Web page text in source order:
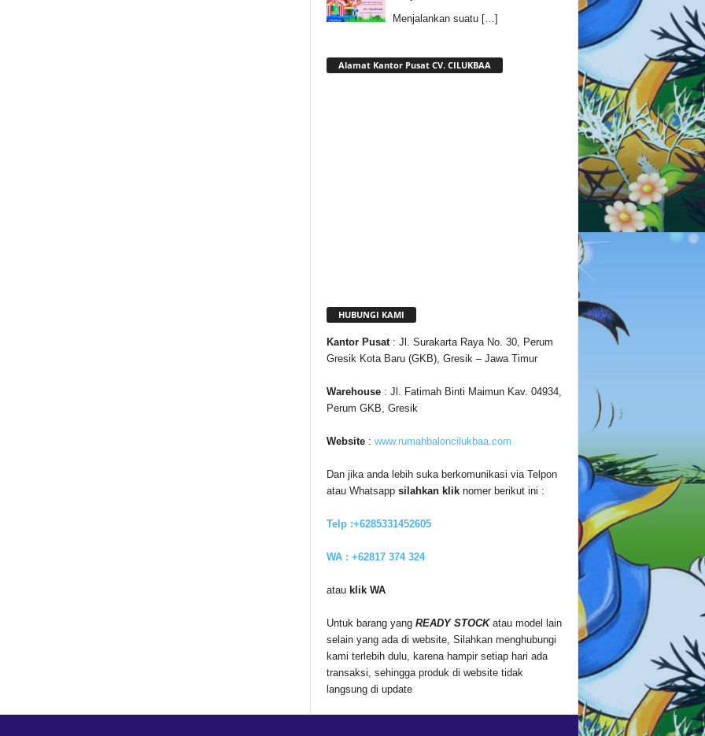
Menjalankan suatu […]
Alamat Kantor Pusat CV. CILUKBAA
HUBUNGI KAMI
Kantor Pusat: Jl. Surakarta Raya No. 30, Perum
Gresik Kota Baru (GKB), Gresik – Jawa Timur
Warehouse: Jl. Fatimah Binti Maimun Kav. 04934,
Perum GKB, Gresik
Website: www.rumahbaloncilukbaa.com
Dan jika anda lebih suka berkomunikasi via Telpon
atau Whatsapp silahkan kliknomer berikut ini :
Telp :+6285331452605
WA : +62817 374 324
atau klik WA
Untuk barang yang READY STOCKatau model lain
selain yang ada di website, Silahkan menghubungi
kami terlebih dulu, karena hampir setiap hari ada
transaksi, sehingga produk di website tidak
langsung di update